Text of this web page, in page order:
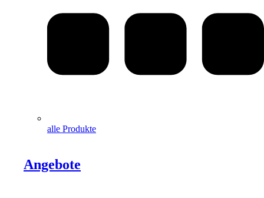
alle Produkte
Angebote